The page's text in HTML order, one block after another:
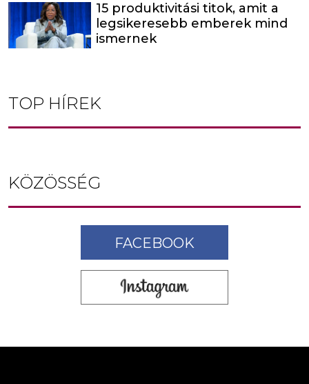
15 produktivitási titok, amit a
legsikeresebb emberek mind
ismernek
TOP HÍREK
KÖZÖSSÉG
FACEBOOK